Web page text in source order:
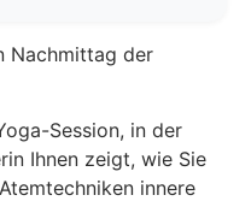
Nachmittag der
Session, in der
Ihnen zeigt, wie Sie
innere